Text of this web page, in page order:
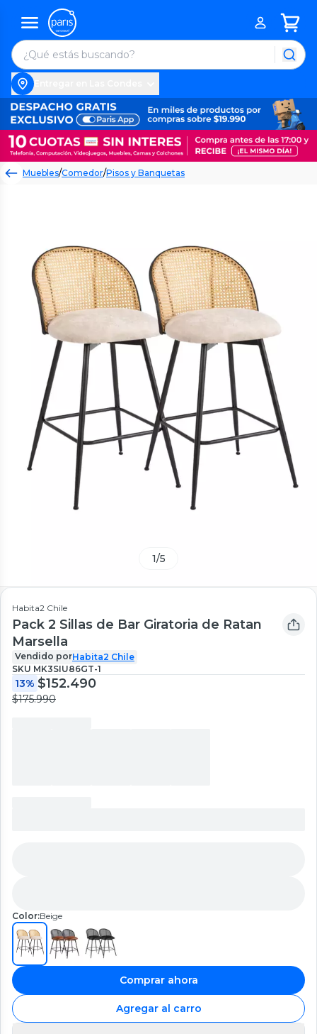
Muebles/Comedor/Pisos y Banquetas
1/5
Habita2 Chile
Pack 2 Sillas de Bar Giratoria de Ratan
Marsella
Vendido porHabita2 Chile
SKU MK3SIU86GT-1
13% $152.490
$175.990
Color:Beige
Comprar ahora
Agregar al carro